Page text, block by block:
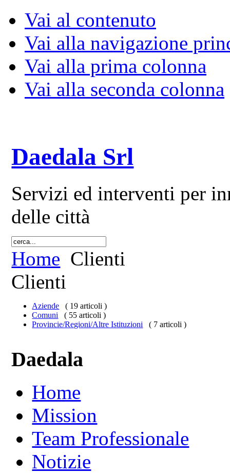
Vai al contenuto
Vai alla navigazione
Vai alla prima colonna
Vai alla seconda colonna
Daedala Srl
Servizi ed interventi per
delle città
Home Clienti
Clienti
Aziende
( 19 articoli )
Comuni
( 55 articoli )
Provincie/Regioni/Altre Istituzioni
( 7 articoli )
Daedala
Home
Mission
Team Professionale
Notizie